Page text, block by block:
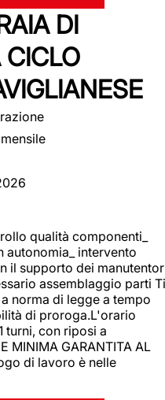
DI
CICLO
qualità componenti_
autonomia_ intervento
il supporto dei
assemblaggio parti Ti
norma di legge a tempo
di proroga.L'orario
turni, con riposi a
MINIMA GARANTITA AL
di lavoro è nelle